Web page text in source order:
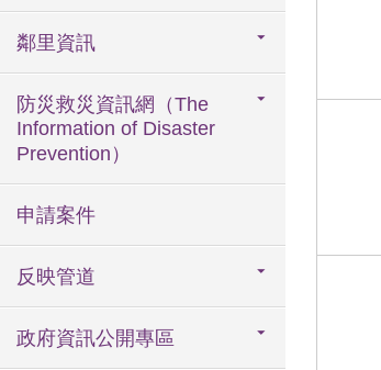
鄰里資訊
防災救災資訊網（The
Information of Disaster
Prevention）
申請案件
反映管道
政府資訊公開專區